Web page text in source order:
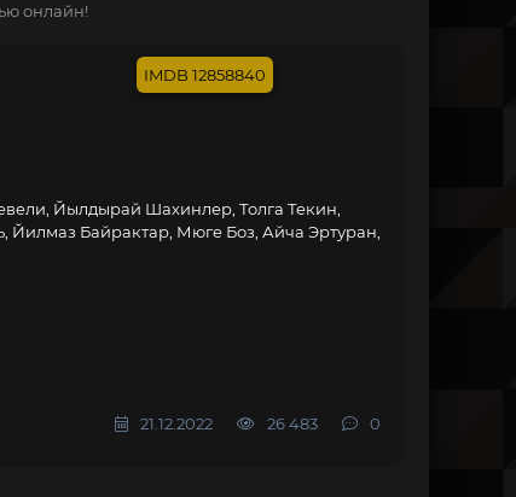
онлайн!
12858840
Йылдырай Шахинлер, Толга Текин,
Йилмаз Байрактар, Мюге Боз, Айча Эртуран,
21.12.2022 26 483 0